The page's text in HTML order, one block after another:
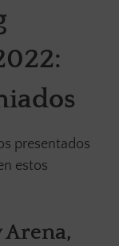
presentados
estos
Arena,